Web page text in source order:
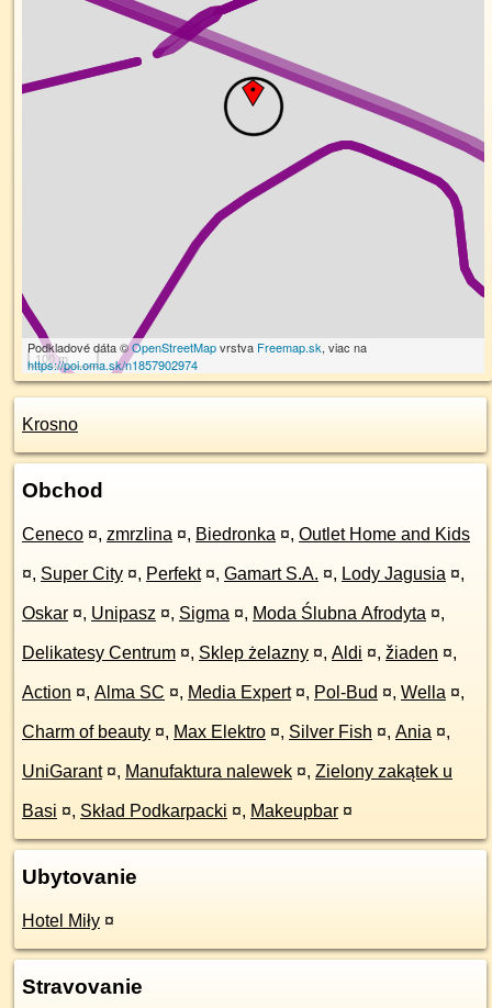
100 m
Podkladové dáta ©OpenStreetMapvrstva Freemap.sk, viac na
https://poi.oma.sk/n1857902974
Krosno
Obchod
Ceneco ¤, zmrzlina ¤, Biedronka ¤, Outlet Home and Kids
¤, Super City ¤, Perfekt ¤, Gamart S.A. ¤, Lody Jagusia ¤,
Oskar ¤, Unipasz ¤, Sigma ¤, Moda Ślubna Afrodyta ¤,
Delikatesy Centrum ¤, Sklep żelazny ¤, Aldi ¤, žiaden ¤,
Action ¤, Alma SC ¤, Media Expert ¤, Pol-Bud ¤, Wella ¤,
Charm of beauty ¤, Max Elektro ¤, Silver Fish ¤, Ania ¤,
UniGarant ¤, Manufaktura nalewek ¤, Zielony zakątek u
Basi ¤, Skład Podkarpacki ¤, Makeupbar ¤
Ubytovanie
Hotel Miły ¤
Stravovanie